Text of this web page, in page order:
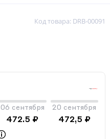
Код товара: DRB-00091
06 сентября
472.5 ₽
20 сентября
472,5 ₽